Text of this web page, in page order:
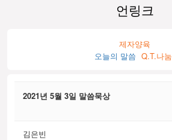
언링크
제자양육
오늘의 말씀 Q.T.나눔
2021년 5월 3일 말씀묵상
김은빈